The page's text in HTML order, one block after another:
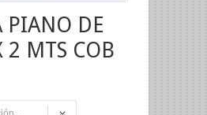
PIANO DE
MTS COB